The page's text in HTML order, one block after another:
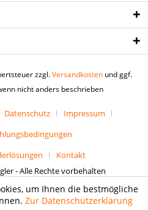
zzgl.Versandkosten und ggf.
nicht anders beschrieben
Datenschutz
Impressum
Kontakt
- Alle Rechte vorbehalten
um Ihnen die bestmögliche
Zur Datenschutzerklärung